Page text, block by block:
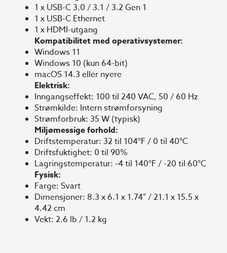
1 x USB-C 3.0 / 3.1 / 3.2 Gen 1
1 x USB-C Ethernet
1 x HDMI-utgang
Kompatibilitet med operativsystemer:
Windows 11
Windows 10 (kun 64-bit)
macOS 14.3 eller nyere
Elektrisk:
Inngangseffekt: 100 til 240 VAC, 50 / 60 Hz
Strømkilde: Intern strømforsyning
Strømforbruk: 35 W (typisk)
Miljømessige forhold:
Driftstemperatur: 32 til 104°F / 0 til 40°C
Driftsfuktighet: 0 til 90%
Lagringstemperatur: -4 til 140°F / -20 til 60°C
Fysisk:
Farge: Svart
Dimensjoner: 8.3 x 6.1 x 1.74″ / 21.1 x 15.5 x
4.42 cm
Vekt: 2.6 lb / 1.2 kg